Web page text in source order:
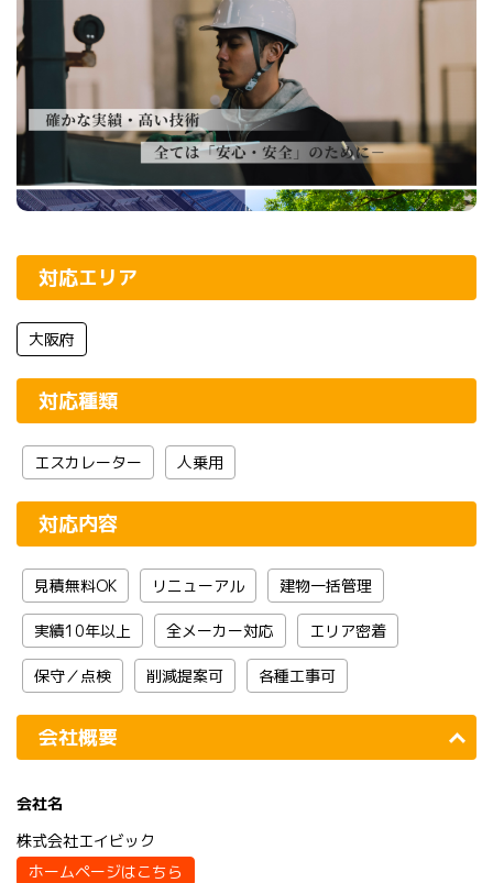
対応エリア
大阪府
対応種類
エスカレーター 人乗用
対応内容
見積無料OK リニューアル 建物一括管理
実績10年以上 全メーカー対応 エリア密着
保守／点検 削減提案可 各種工事可
会社概要
会社名
株式会社エイビック
ホームページはこちら